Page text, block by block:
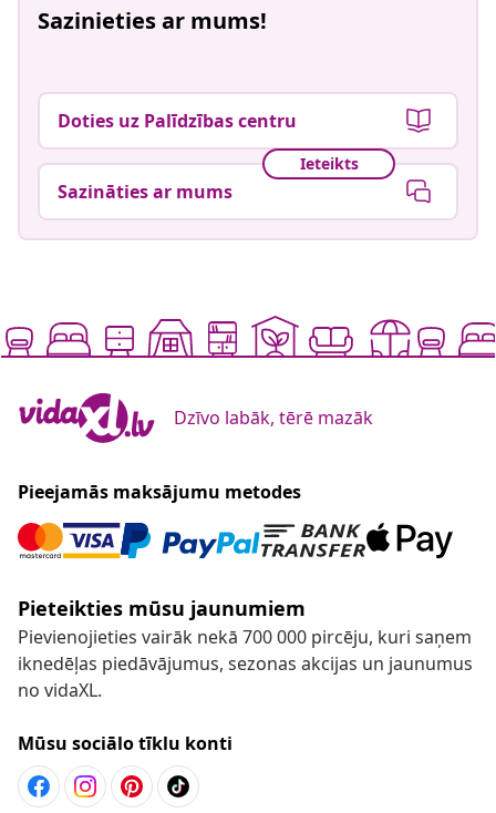
Sazinieties ar mums!
Doties uz Palīdzības centru
Ieteikts
Sazināties ar mums
Dzīvo labāk, tērē mazāk
Pieejamās maksājumu metodes
Pieteikties mūsu jaunumiem
Pievienojieties vairāk nekā 700 000 pircēju, kuri saņem
iknedēļas piedāvājumus, sezonas akcijas un jaunumus
no vidaXL.
Mūsu sociālo tīklu konti